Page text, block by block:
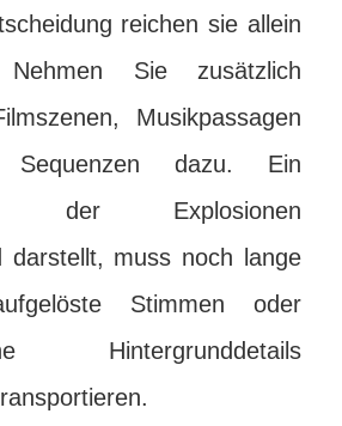
reichen sie allein
Sie zusätzlich
Musikpassagen
dazu. Ein
der Explosionen
darstellt, muss noch lange
Stimmen oder
Hintergrunddetails